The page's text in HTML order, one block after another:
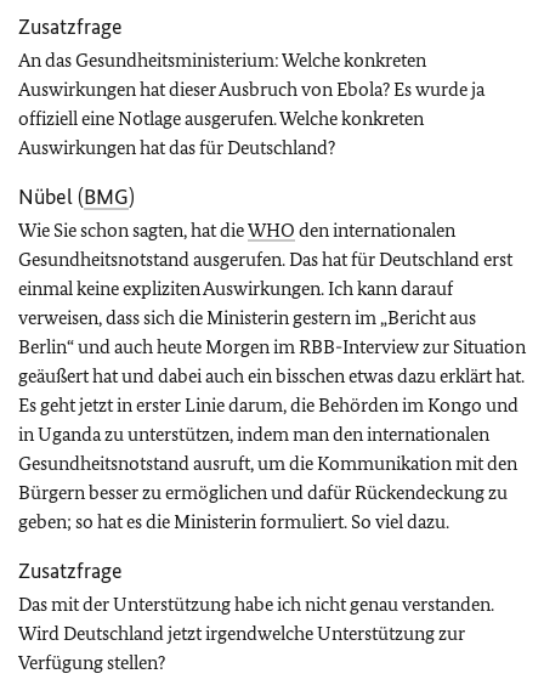
Zusatzfrage
An das Gesundheitsministerium: Welche konkreten
Auswirkungen hat dieserAusbruch von Ebola? Es wurde ja
offiziell eine Notlage ausgerufen. Welche konkreten
Auswirkungen hat das für Deutschland?
Nübel (BMG)
Wie Sie schon sagten, hat dieWHO den internationalen
Gesundheitsnotstand ausgerufen. Das hat für Deutschland erst
einmal keine expliziten Auswirkungen. Ich kann darauf
verweisen, dass sich die Ministerin gestern im „Bericht aus
Berlin“ und auch heute Morgen im RBB-Interview zur Situation
geäußert hat und dabei auch ein bisschen etwas dazu erklärt hat.
Es geht jetzt in erster Linie darum, die Behörden im Kongo und
in Uganda zu unterstützen, indem man den internationalen
Gesundheitsnotstand ausruft, um die Kommunikation mit den
Bürgern besser zu ermöglichen und dafür Rückendeckung zu
geben; so hat es die Ministerin formuliert. So viel dazu.
Zusatzfrage
Das mit der Unterstützung habe ich nicht genau verstanden.
Wird Deutschland jetzt irgendwelche Unterstützung zur
Verfügung stellen?